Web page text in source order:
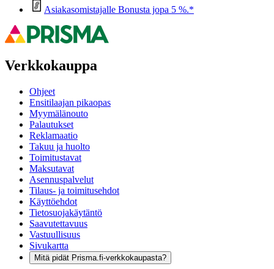
Asiakasomistajalle Bonusta jopa 5 %.*
Verkkokauppa
Ohjeet
Ensitilaajan pikaopas
Myymälänouto
Palautukset
Reklamaatio
Takuu ja huolto
Toimitustavat
Maksutavat
Asennuspalvelut
Tilaus- ja toimitusehdot
Käyttöehdot
Tietosuojakäytäntö
Saavutettavuus
Vastuullisuus
Sivukartta
Mitä pidät Prisma.fi-verkkokaupasta?